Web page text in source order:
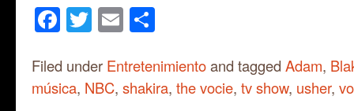
Facebook
Twitter
Email
Filed under Entretenimientoand tagged Adam,
música, NBC, shakira, the vocie, tv show, usher,